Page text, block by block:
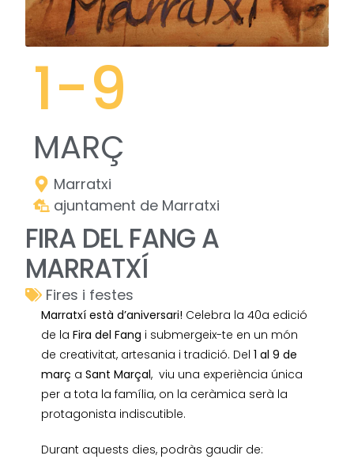
1-9
MARÇ
Marratxi
ajuntament de Marratxi
FIRA DEL FANG A
MARRATXÍ
Fires i festes
Marratxí està d’aniversari! Celebra la 40a edició
de laFira del Fang i submergeix-te en un món
de creativitat, artesania i tradició. Del1 al 9 de
març aSant Marçal, viu una experiència única
per a tota la família, on la ceràmica serà la
protagonista indiscutible.
Durant aquests dies, podràs gaudir de: